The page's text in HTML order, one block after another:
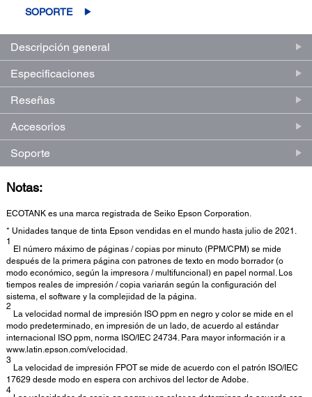
SOPORTE
Descripción general
Especificaciones
Reseñas
Accesorios
Soporte
Notas:
ECOTANK es una marca registrada de Seiko Epson Corporation.
* Unidades tanque de tinta Epson vendidas en el mundo hasta julio de 2021.
1
El número máximo de páginas / copias por minuto (PPM/CPM) se mide
después de la primera página con patrones de texto en modo borrador (o
modo económico, según la impresora / multifuncional) en papel normal. Los
tiempos reales de impresión / copia variarán según la configuración del
sistema, el software y la complejidad de la página.
2
La velocidad normal de impresión ISO ppm en negro y color se mide en el
modo predeterminado, en impresión de un lado, de acuerdo al estándar
internacional ISO ppm, norma ISO/IEC 24734. Para mayor información ir a
www.latin.epson.com/velocidad.
3
La velocidad de impresión FPOT se mide de acuerdo con el patrón ISO/IEC
17629 desde modo en espera con archivos del lector de Adobe.
4